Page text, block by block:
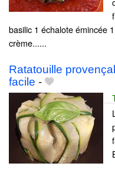
basilic 1 échalote émincée
crème......
Ratatouille
facile -